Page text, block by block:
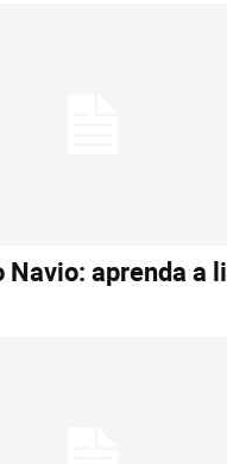
Navio: aprenda a